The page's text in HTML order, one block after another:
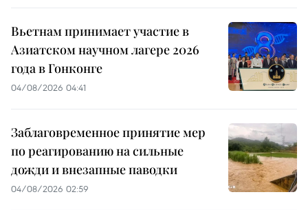
Вьетнам принимает участие в
Азиатском научном лагере 2026
года в Гонконге
04/08/2026 04:41
Заблаговременное принятие мер
по реагированию на сильные
дожди и внезапные паводки
04/08/2026 02:59